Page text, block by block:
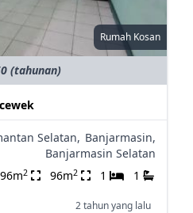
Rumah Kosan
(tahunan)
Selatan, Banjarmasin,
Banjarmasin Selatan
96m2 96m2 1 1
2 tahun yang lalu